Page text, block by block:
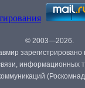
© 2003—2026.
информационных